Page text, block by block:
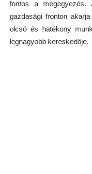
fontos a megegyezés.
gazdasági fronton
olcsó és hatékony
legnagyobb kereskedője.